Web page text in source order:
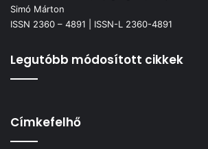
Simó Márton
ISSN 2360 – 4891 | ISSN-L 2360-4891
Legutóbb módosított cikkek
Címkefelhő